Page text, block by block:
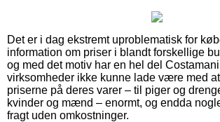
Det er i dag ekstremt uproblematisk for
information om priser i blandt forskellige
og med det motiv har en hel del
virksomheder ikke kunne lade være med
priserne på deres varer – til piger og
kvinder og mænd – enormt, og endda
fragt uden omkostninger.